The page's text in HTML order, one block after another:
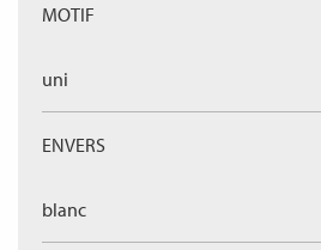
MOTIF
uni
ENVERS
blanc